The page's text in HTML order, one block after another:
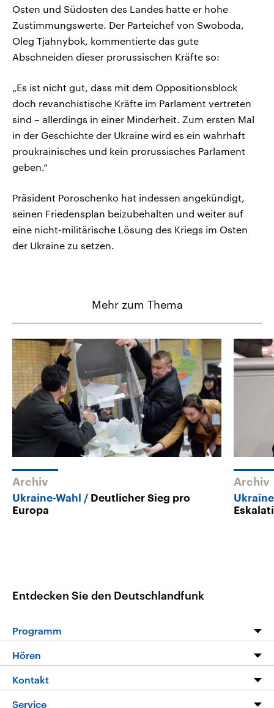
Osten und Südosten des Landes hatte er hohe
Zustimmungswerte. Der Parteichef von Swoboda,
Oleg Tjahnybok, kommentierte das gute
Abschneiden dieser prorussischen Kräfte so:
„Es ist nicht gut, dass mit dem Oppositionsblock
doch revanchistische Kräfte im Parlament vertreten
sind – allerdings in einer Minderheit. Zum ersten Mal
in der Geschichte der Ukraine wird es ein wahrhaft
proukrainisches und kein prorussisches Parlament
geben.“
Präsident Poroschenko hat indessen angekündigt,
seinen Friedensplan beizubehalten und weiter auf
eine nicht-militärische Lösung des Kriegs im Osten
der Ukraine zu setzen.
Mehr zum Thema
Archiv
Ukraine-Wahl
Deutlicher Sieg pro
Europa
Archiv
Entdecken Sie den Deutschlandfunk
Programm
Programm
Die Nachrichten
Hören
Livestream
Kontakt
Hörerservice
Service